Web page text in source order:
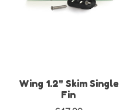
Wing 1.2" Skim Single
Fin